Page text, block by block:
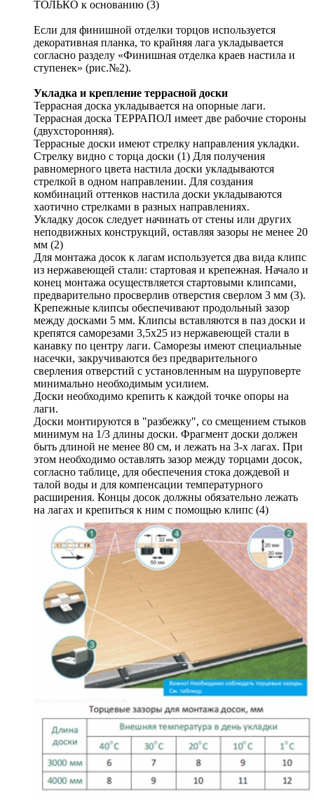
ТОЛЬКО к основанию (3)
Если для финишной отделки торцов используется
декоративная планка, то крайняя лага укладывается
согласно разделу «Финишная отделка краев настила и
ступенек» (рис.№2).
Укладка и крепление террасной доски
Террасная доска укладывается на опорные лаги.
Террасная доска ТЕРРАПОЛ имеет две рабочие стороны
(двухсторонняя).
Террасные доски имеют стрелку направления укладки.
Стрелку видно с торца доски (1) Для получения
равномерного цвета настила доски укладываются
стрелкой в одном направлении. Для создания
комбинаций оттенков настила доски укладываются
хаотично стрелками в разных направлениях.
Укладку досок следует начинать от стены или других
неподвижных конструкций, оставляя зазоры не менее 20
мм (2)
Для монтажа досок к лагам используется два вида клипс
из нержавеющей стали: стартовая и крепежная. Начало и
конец монтажа осуществляется стартовыми клипсами,
предварительно просверлив отверстия сверлом 3 мм (3).
Крепежные клипсы обеспечивают продольный зазор
между досками 5 мм. Клипсы вставляются в паз доски и
крепятся саморезами 3,5х25 из нержавеющей стали в
канавку по центру лаги. Саморезы имеют специальные
насечки, закручиваются без предварительного
сверления отверстий с установленным на шуруповерте
минимально необходимым усилием.
Доски необходимо крепить к каждой точке опоры на
лаги.
Доски монтируются в "разбежку", со смещением стыков
минимум на 1/3 длины доски. Фрагмент доски должен
быть длиной не менее 80 см, и лежать на 3-х лагах. При
этом необходимо оставлять зазор между торцами досок,
согласно таблице, для обеспечения стока дождевой и
талой воды и для компенсации температурного
расширения. Концы досок должны обязательно лежать
на лагах и крепиться к ним с помощью клипс (4)